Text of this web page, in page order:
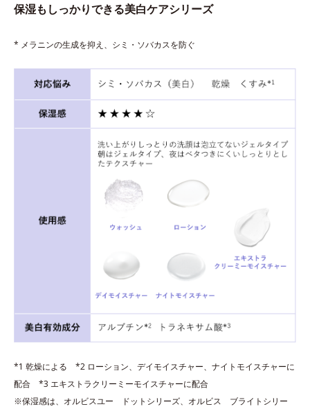
保湿もしっかりできる美白ケアシリーズ
* メラニンの生成を抑え、シミ・ソバカスを防ぐ
*1 乾燥による *2 ローション、デイモイスチャー、ナイトモイスチャーに
配合 *3 エキストラクリーミーモイスチャーに配合
※保湿感は、オルビスユー ドットシリーズ、オルビス ブライトシリー